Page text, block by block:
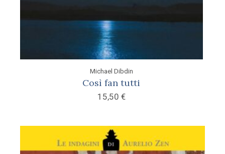
Michael Dibdin
Così fan tutti
15,50 €